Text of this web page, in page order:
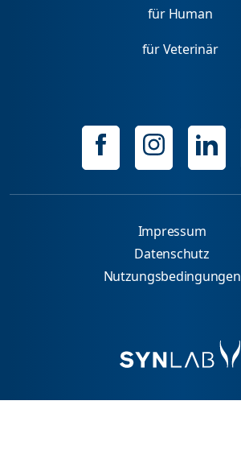
für Human
für Veterinär
Impressum
Datenschutz
Nutzungsbedingungen